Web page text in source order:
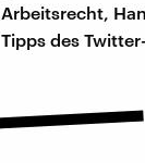
Arbeitsrecht,
Tipps des